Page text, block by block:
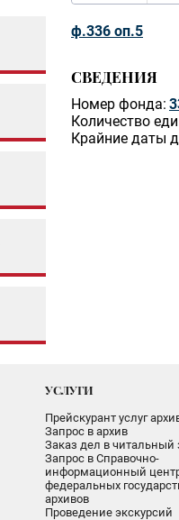
ф.336 оп.5
СВЕДЕНИЯ
Номер фонда:
Количество
Крайние даты
УСЛУГИ
Прейскурант услуг
Запрос в архив
Заказ дел в читальный
Запрос в Справочно-
информационный
федеральных
архивов
Проведение экскурсий